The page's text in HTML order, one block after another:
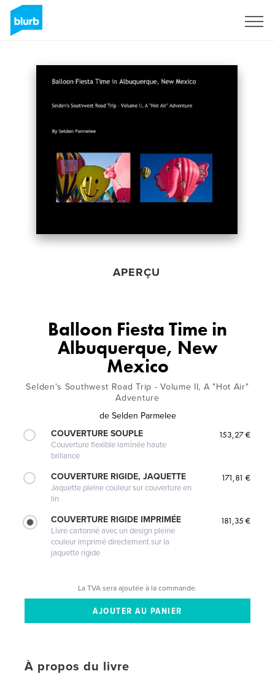
APERÇU
Balloon Fiesta Time in
Albuquerque, New
Mexico
Selden's Southwest Road Trip - Volume II, A "Hot Air"
Adventure
de Selden Parmelee
COUVERTURE SOUPLE
Couverture flexible laminée haute
brillance
153,27 €
COUVERTURE RIGIDE, JAQUETTE
Jaquette pleine couleur sur couverture en
lin
171,81 €
COUVERTURE RIGIDE IMPRIMÉE
Livre cartonné avec un design pleine
couleur imprimé directement sur la
jaquette rigide
181,35 €
La TVA sera ajoutée à la commande.
À propos du livre